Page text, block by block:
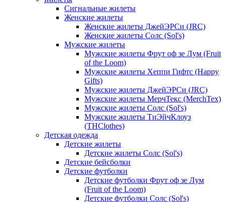
Сигнальные жилеты
Женские жилеты
Женские жилеты ДжейЭРСи (JRC)
Женские жилеты Солс (Sol's)
Мужские жилеты
Мужские жилеты Фрут оф зе Лум (Fruit
of the Loom)
Мужские жилеты Хеппи Гифтс (Happy
Gifts)
Мужские жилеты ДжейЭРСи (JRC)
Мужские жилеты МерчТекс (MerchTex)
Мужские жилеты Солс (Sol's)
Мужские жилеты ТиЭйчКлоуз
(THClothes)
Детская одежда
Детские жилеты
Детские жилеты Солс (Sol's)
Детские бейсболки
Детские футболки
Детские футболки Фрут оф зе Лум
(Fruit of the Loom)
Детские футболки Солс (Sol's)